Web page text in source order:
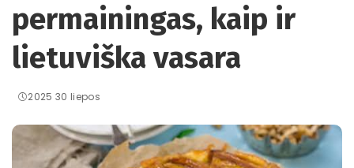
permainingas, kaip ir
lietuviška vasara
2025 30 liepos